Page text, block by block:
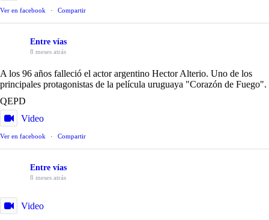
Ver en facebook · Compartir
Entre vías
8 meses atrás
A los 96 años falleció el actor argentino Hector Alterio. Uno de los
principales protagonistas de la película uruguaya "Corazón de Fuego".
QEPD
Video
Ver en facebook · Compartir
Entre vías
8 meses atrás
Video